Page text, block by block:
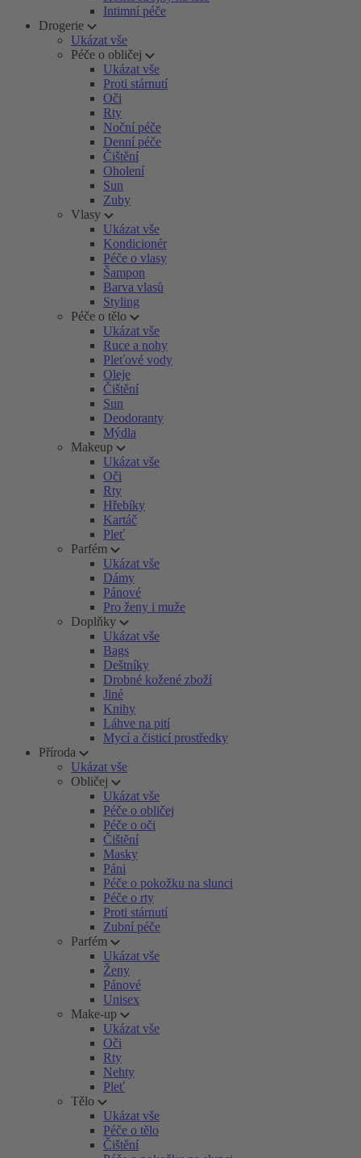
Intimní péče
Drogerie
Ukázat vše
Péče o obličej
Ukázat vše
Proti stárnutí
Oči
Rty
Noční péče
Denní péče
Čištění
Oholení
Sun
Zuby
Vlasy
Ukázat vše
Kondicionér
Péče o vlasy
Šampon
Barva vlasů
Styling
Péče o tělo
Ukázat vše
Ruce a nohy
Pleťové vody
Oleje
Čištění
Sun
Deodoranty
Mýdla
Makeup
Ukázat vše
Oči
Rty
Hřebíky
Kartáč
Pleť
Parfém
Ukázat vše
Dámy
Pánové
Pro ženy i muže
Doplňky
Ukázat vše
Bags
Deštníky
Drobné kožené zboží
Jiné
Knihy
Láhve na pití
Mycí a čisticí prostředky
Příroda
Ukázat vše
Obličej
Ukázat vše
Péče o obličej
Péče o oči
Čištění
Masky
Páni
Péče o pokožku na slunci
Péče o rty
Proti stárnutí
Zubní péče
Parfém
Ukázat vše
Ženy
Pánové
Unisex
Make-up
Ukázat vše
Oči
Rty
Nehty
Pleť
Tělo
Ukázat vše
Péče o tělo
Čištění